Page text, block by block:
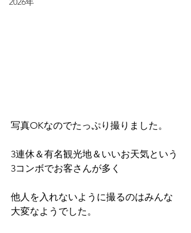
写真OKなのでたっぷり撮りました。
3連休＆有名観光地＆いいお天気という
3コンボでお客さんが多く
他人を入れないように撮るのはみんな
大変なようでした。